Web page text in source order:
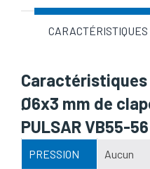
CARACTÉRISTIQUES
Ø6x3 mm de
PULSAR VB55-56
PRESSION Aucun